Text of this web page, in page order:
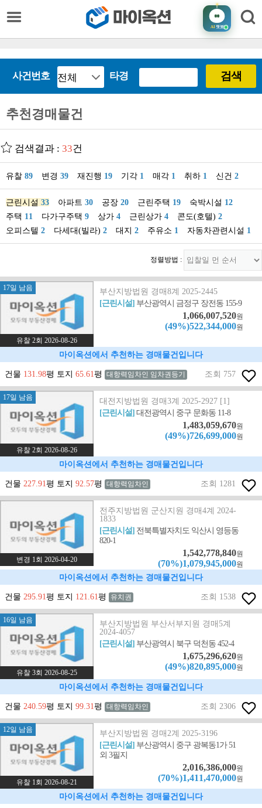
AI챗봇
사건번호 타경 검색
추천경매물건
검색결과 : 33건
유찰 89 변경 39 재진행 19 기각 1 매각 1 취하 1 신건 2
근린시설 33 아파트 30 공장 20 근린주택 19 숙박시설 12
주택 11 다가구주택 9 상가 4 근린상가 4 콘도(호텔) 2
오피스텔 2 다세대(빌라) 2 대지 2 주유소 1 자동차관련시설 1
정렬방법 :
17일 남음
유찰 2회 2026-08-26
부산지방법원 경매8계 2025-2445
[근린시설] 부산광역시 금정구 장전동 155-9
1,066,007,520원
(49%)522,344,000원
마이옥션에서 추천하는 경매물건입니다
건물 131.98평 토지 65.61평 대항력임차인 임차권등기 조회 757
17일 남음
유찰 2회 2026-08-26
대전지방법원 경매3계 2025-2927 [1]
[근린시설]대전광역시 중구 문화동 11-8
1,483,059,670원
(49%)726,699,000원
마이옥션에서 추천하는 경매물건입니다
건물 227.91평 토지 92.57평 대항력임차인 조회 1281
변경 1회 2026-04-20
전주지방법원 군산지원 경매4계 2024-
1833
[근린시설] 전북특별자치도 익산시 영등동
820-1
1,542,778,840원
(70%)1,079,945,000원
마이옥션에서 추천하는 경매물건입니다
건물 295.91평 토지 121.61평 유치권 조회 1538
16일 남음
유찰 3회 2026-08-25
부산지방법원 부산서부지원 경매5계
2024-4057
[근린시설] 부산광역시 북구 덕천동 452-4
1,675,296,620원
(49%)820,895,000원
마이옥션에서 추천하는 경매물건입니다
건물 240.59평 토지 99.31평 대항력임차인 조회 2306
12일 남음
유찰 1회 2026-08-21
부산지방법원 경매2계 2025-3196
[근린시설] 부산광역시 중구 광복동1가 51
외 3필지
2,016,386,000원
(70%)1,411,470,000원
마이옥션에서 추천하는 경매물건입니다